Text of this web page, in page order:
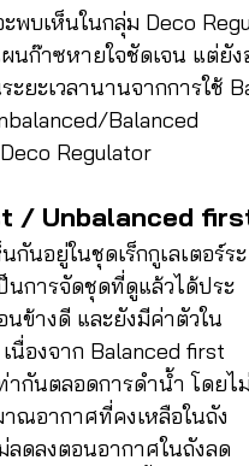
พบเห็นในกลุ่ม Deco
นก๊าซหายใจชัดเจน แต่ยั
ะยะเวลานานจากการใช้
Balanced
Regulator
/ Unbalanced
กันอยู่ในชุดเร็กกูเลเตอร์ระ
นการจัดชุดที่ดูแล้วได้ประ
ข้างดี และยังมีค่าตัวใน
นื่องจาก Balanced first
ากันตลอดการดำน้ำ โดยไ
ณอากาศที่คงเหลือในถัง
ดลงตอนอากาศในถังลด